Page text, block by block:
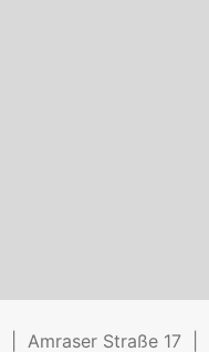
Amraser Straße 17